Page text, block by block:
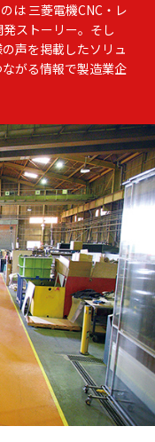
は 三菱電機CNC・レ
ストーリー。そし
声を掲載したソリュ
がる情報で製造業企